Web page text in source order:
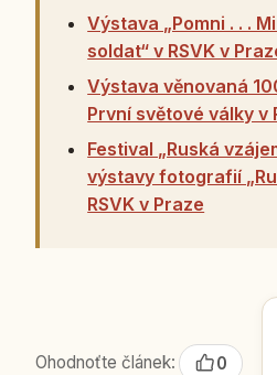
Výstava „Pomni . . .
soldat“ v RSVK v
Výstava věnovaná
První světové války v
Festival „Ruská
výstavy fotografií
RSVK v Praze
Ohodnoťte článek:
0